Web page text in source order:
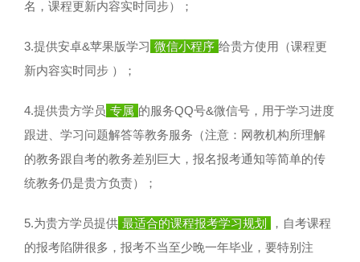
名，课程更新内容实时同步）；
3.提供安卓&苹果版学习 微信小程序 给贵方使用（课程更
新内容实时同步 ）；
4.提供贵方学员 专属 的服务QQ号&微信号，用于学习进度
跟进、学习问题解答等教务服务（注意：网教机构所理解
的教务跟自考的教务差别巨大，报名报考通知等简单的传
统教务仍是贵方负责）；
5.为贵方学员提供 最适合的课程报考学习规划
，自考课程
的报考陷阱很多，报考不当至少晚一年毕业，要特别注